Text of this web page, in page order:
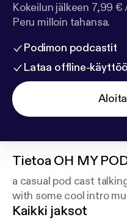
Kokeilun jälkeen 7,99 €
Peru milloin tahansa.
Podimon podcastit
Lataa offline-
Tietoa OH MY
a casual pod cast
with some cool intro
Kaikki jaksot